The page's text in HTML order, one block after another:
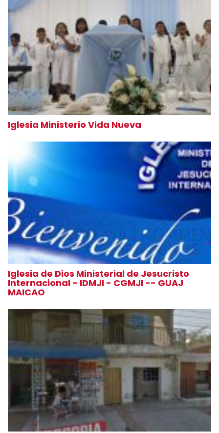
Iglesia Ministerio Vida Nueva
Iglesia de Dios Ministerial de Jesucristo
Internacional - IDMJI - CGMJI -- GUAJ
MAICAO